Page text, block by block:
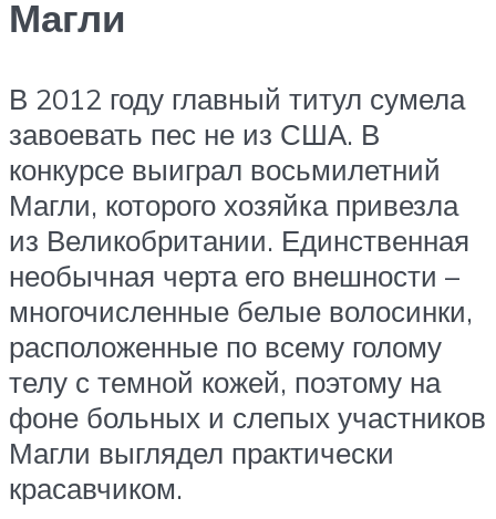
Магли
В 2012 году главный титул сумела
завоевать пес не из США. В
конкурсе выиграл восьмилетний
Магли, которого хозяйка привезла
из Великобритании. Единственная
необычная черта его внешности –
многочисленные белые волосинки,
расположенные по всему голому
телу с темной кожей, поэтому на
фоне больных и слепых участников
Магли выглядел практически
красавчиком.